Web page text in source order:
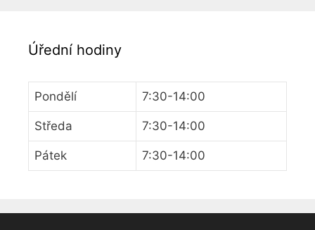
Úřední hodiny
Pondělí 7:30-14:00
Středa 7:30-14:00
Pátek 7:30-14:00